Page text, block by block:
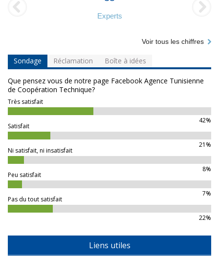
Experts
Voir tous les chiffres
Sondage Réclamation Boîte à idées
Que pensez vous de notre page Facebook Agence Tunisienne
de Coopération Technique?
Très satisfait
42%
Satisfait
21%
Ni satisfait, ni insatisfait
8%
Peu satisfait
7%
Pas du tout satisfait
22%
Liens utiles